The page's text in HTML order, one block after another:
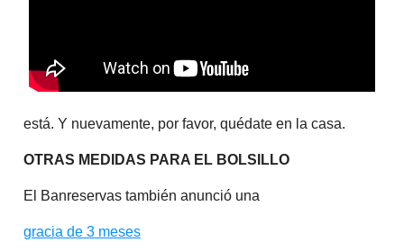
está. Y nuevamente, por favor, quédate en la casa.
OTRAS MEDIDAS PARA EL BOLSILLO
El Banreservas también anunció una
gracia de 3 meses